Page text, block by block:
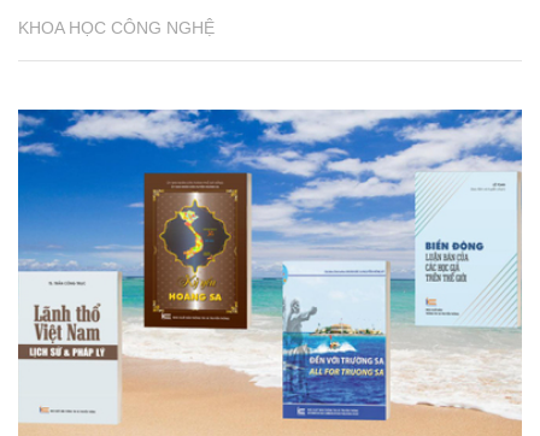
KHOA HỌC CÔNG NGHỆ